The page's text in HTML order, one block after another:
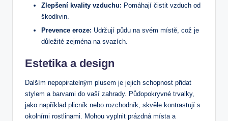
Zlepšení kvality vzduchu: Pomáhají čistit vzduch od
škodlivin.
Prevence eroze: Udržují půdu na svém místě, což je
důležité zejména na svazích.
Estetika a design
Dalším nepopiratelným plusem je jejich schopnost přidat
stylem a barvami do vaší zahrady. Půdopokryvné trvalky,
jako například plicník nebo rozchodník, skvěle kontrastují s
okolními rostlinami. Mohou vyplnit prázdná místa a